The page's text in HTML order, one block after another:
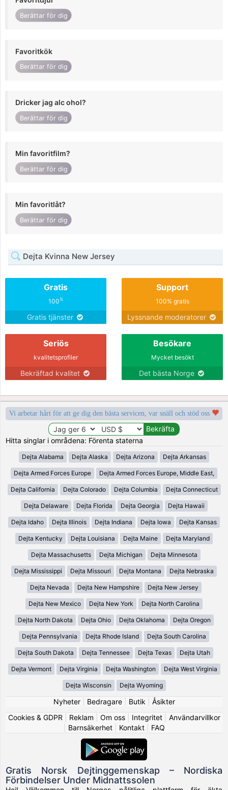
Berättar för dig
Favoritkök
Berättar för dig
Dricker jag alc ohol?
Berättar för dig
Min favoritfilm?
Berättar för dig
Min favoritlåt?
Berättar för dig
Dejta Kvinna New Jersey
Gratis
100%
Gratis tjänster
Support
100% gratis
Lyssnande moderatorer
Seriös
kvalitetsprofiler
Bekräftad kvalitet
Besökare
Mycket besökt
Det bästa Norge
Vi arbetar hårt för att ge dig den bästa servicen, var snäll och stöd oss
Hitta singlar i områdena: Förenta staterna
Dejta Alabama Dejta Alaska Dejta Arizona Dejta Arkansas
Dejta Armed Forces Europe Dejta Armed Forces Europe, Middle East,
Dejta California Dejta Colorado Dejta Columbia Dejta Connecticut
Dejta Delaware Dejta Florida Dejta Georgia Dejta Hawaii
Dejta Idaho Dejta Illinois Dejta Indiana Dejta Iowa Dejta Kansas
Dejta Kentucky Dejta Louisiana Dejta Maine Dejta Maryland
Dejta Massachusetts Dejta Michigan Dejta Minnesota
Dejta Mississippi Dejta Missouri Dejta Montana Dejta Nebraska
Dejta Nevada Dejta New Hampshire Dejta New Jersey
Dejta New Mexico Dejta New York Dejta North Carolina
Dejta North Dakota Dejta Ohio Dejta Oklahoma Dejta Oregon
Dejta Pennsylvania Dejta Rhode Island Dejta South Carolina
Dejta South Dakota Dejta Tennessee Dejta Texas Dejta Utah
Dejta Vermont Dejta Virginia Dejta Washington Dejta West Virginia
Dejta Wisconsin Dejta Wyoming
Nyheter| Bedragare| Butik
Åsikter
Cookies & GDPR
Reklam Om oss| Integritet| Användarvillkor
Barnsäkerhet| Kontakt| FAQ
Gratis Norsk Dejtinggemenskap – Nordiska
Förbindelser Under Midnattssolen